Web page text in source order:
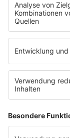
Die Uniklinik
eröffnet.
E-Bikes über